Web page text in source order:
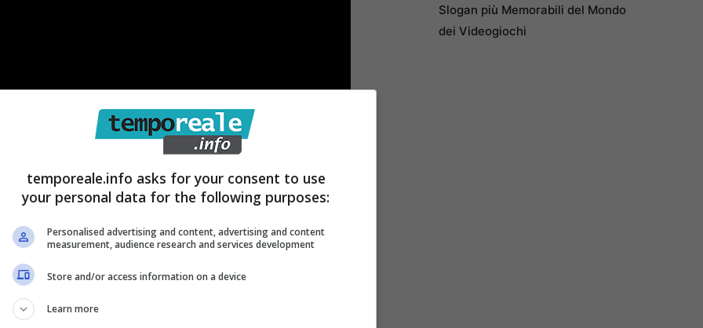
concomitanti non hanno partecipato gli altri
convocati, ma hanno assicurato il loro sostegno
da intraprendere. Già impegnata in altro
anche l’Assessore Regionale Valente che ha
di aver presenziato alla riunione sulle
occupazionali del Sud Pontino, svoltasi il 10
Slogan più Memorabili del Mondo
dei Videogiochi
temporeale.info asks for your consent to use
your personal data for the following purposes:
Personalised advertising and content, advertising and content
measurement, audience research and services development
Store and/or access information on a device
Learn more